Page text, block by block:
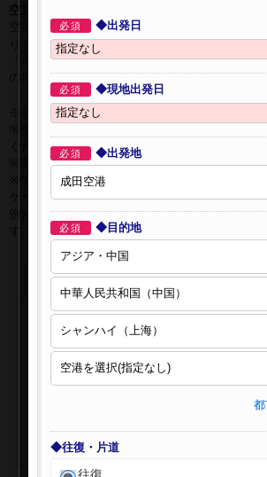
空席状況は常に変更しますので、現在の空席
りません。
「○」は過去24時間以内に十分な空席が確認
の場合は、現時点で座席数が少ない商品です。
※表示金額はオンライン予約時の金額です。
ください。
※表示時間はすべて現地時間・24時間表示で
※午前0時以降に出発する深夜便について、搭
ケースが多く発生しています。
例)4月8日00：30出発の場合、搭乗手続きは4
必須 ◆出発日
必須 ◆現地出発日
必須 ◆出発地
必須 ◆目的地
◆往復・片道